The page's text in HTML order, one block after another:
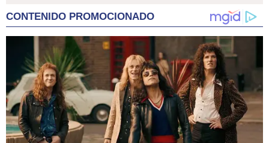
CONTENIDO PROMOCIONADO